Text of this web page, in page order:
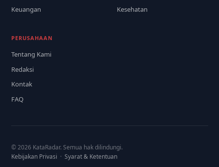
Keuangan
Kesehatan
PERUSAHAAN
Tentang Kami
Redaksi
Kontak
FAQ
© 2026 KataRadar. Semua hak dilindungi.
Kebijakan Privasi · Syarat & Ketentuan